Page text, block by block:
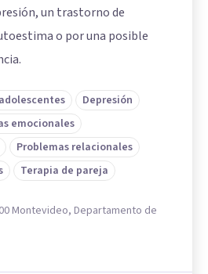
un trastorno de
o por una posible
Depresión
emocionales
Problemas relacionales
Terapia de pareja
Montevideo, Departamento de